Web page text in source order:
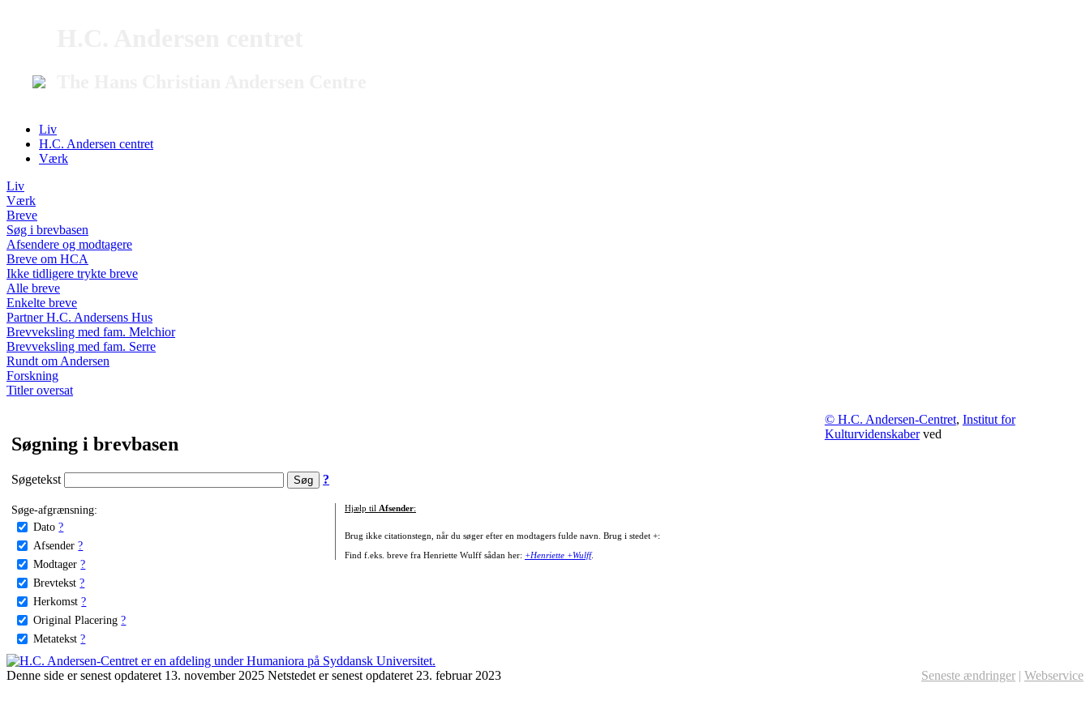
Liv
H.C. Andersen centret
Værk
Liv
Værk
Breve
Søg i brevbasen
Afsendere og modtagere
Breve om HCA
Ikke tidligere trykte breve
Alle breve
Enkelte breve
Partner H.C. Andersens Hus
Brevveksling med fam. Melchior
Brevveksling med fam. Serre
Rundt om Andersen
Forskning
Titler oversat
Søgning i brevbasen
Søgetekst ?
Søge-afgrænsning:
Dato ?
Afsender ?
Modtager ?
Brevtekst ?
Herkomst ?
Original Placering ?
Metatekst ?
Hjælp til Afsender:
Brug ikke citationstegn, når du søger efter en modtagers fulde navn. Brug i stedet +:
Find f.eks. breve fra Henriette Wulff sådan her: +Henriette +Wulff.
© H.C. Andersen-Centret, Institut for
Kulturvidenskaberved
Denne side er senest opdateret 13. november 2025 Netstedet er senest opdateret 23. februar 2023 Seneste ændringer | Webservice